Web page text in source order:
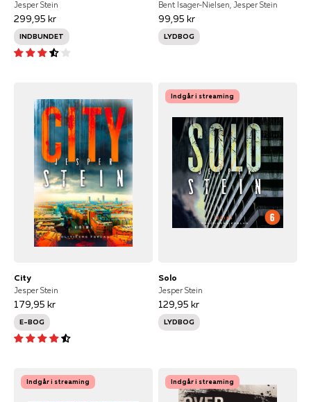
Jesper Stein
299,95 kr
INDBUNDET
Bent Isager-Nielsen, Jesper Stein
99,95 kr
LYDBOG
City
Jesper Stein
179,95 kr
E-BOG
Indgår i streaming
Solo
Jesper Stein
129,95 kr
LYDBOG
Indgår i streaming Indgår i streaming